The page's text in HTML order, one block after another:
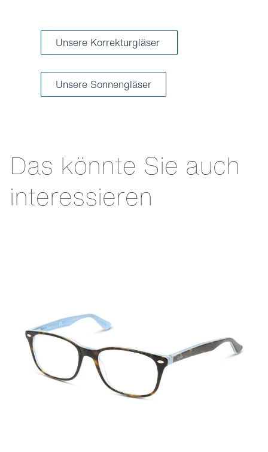
Unsere Korrekturgläser
Unsere Sonnengläser
Das könnte Sie auch
interessieren